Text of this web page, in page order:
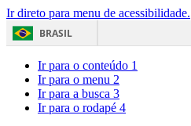
Ir direto para menu de acessibilidade.
BRASIL
Ir para o conteúdo 1
Ir para o menu 2
Ir para a busca 3
Ir para o rodapé 4